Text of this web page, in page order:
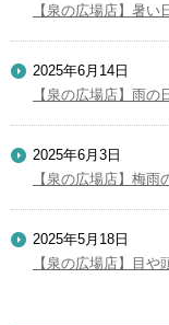
【泉の広場店】暑い
2025年6月14日
【泉の広場店】雨の
2025年6月3日
【泉の広場店】梅雨
2025年5月18日
【泉の広場店】目や